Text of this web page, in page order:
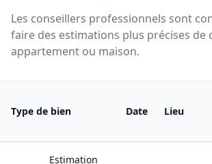
Les conseillers professionnels sont
faire des estimations plus précises de
appartement ou maison.
Type de bien Date Lieu
Estimation